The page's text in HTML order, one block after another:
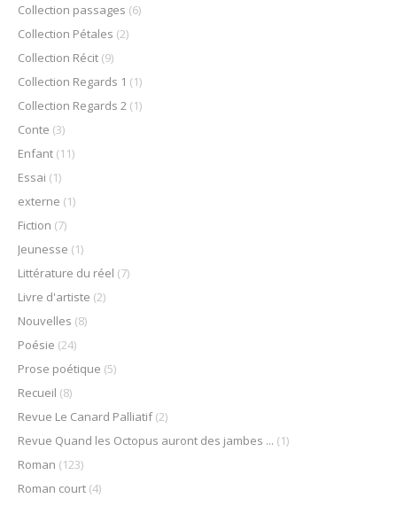
Collection passages (6)
Collection Pétales (2)
Collection Récit (9)
Collection Regards 1 (1)
Collection Regards 2 (1)
Conte (3)
Enfant (11)
Essai (1)
externe (1)
Fiction (7)
Jeunesse (1)
Littérature du réel (7)
Livre d'artiste (2)
Nouvelles (8)
Poésie (24)
Prose poétique (5)
Recueil (8)
Revue Le Canard Palliatif (2)
Revue Quand les Octopus auront des jambes ... (1)
Roman (123)
Roman court (4)